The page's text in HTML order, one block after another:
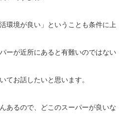
環境が良い」ということも条件に上
ーが近所にあると有難いのではない
てお話したいと思います。
あるので、どこのスーパーが良いな